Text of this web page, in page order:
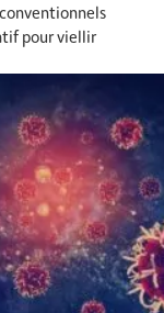
pour viellir